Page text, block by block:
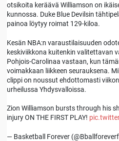
otsikoita keräävä Williamson on
kunnossa. Duke Blue Devilsin
painoa löytyy roimat 129-kiloa.
Kesän NBA:n varaustilaisuuden
keskiviikkona kuitenkin valitettavan
Pohjois-Carolinaa vastaan, kun
voimakkaan liikkeen seurauksena.
clippi on noussut ehdottomasti
urheilussa Yhdysvalloissa.
Zion Williamson bursts through his
injury ON THE FIRST PLAY!
— Basketball Forever